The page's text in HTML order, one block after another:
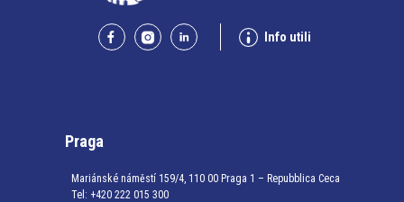
Info utili
Praga
Mariánské náměstí 159/4, 110 00 Praga 1 – Repubblica Ceca
Tel: +420 222 015 300